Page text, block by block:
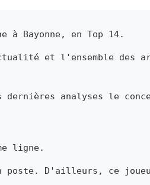
à Bayonne, en Top 14.
et l'ensemble des
analyses le
ligne.
poste. D'ailleurs, ce